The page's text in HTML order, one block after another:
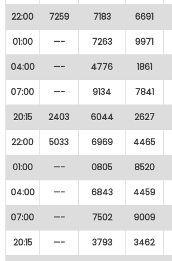
22:00 7259 7183 6691
01:00 —- 7263 9971
04:00 —- 4776 1861
07:00 —- 9134 7841
20:15 2403 6044 2627
22:00 5033 6969 4465
01:00 —- 0805 8520
04:00 —- 6843 4459
07:00 —- 7502 9009
20:15 —- 3793 3462